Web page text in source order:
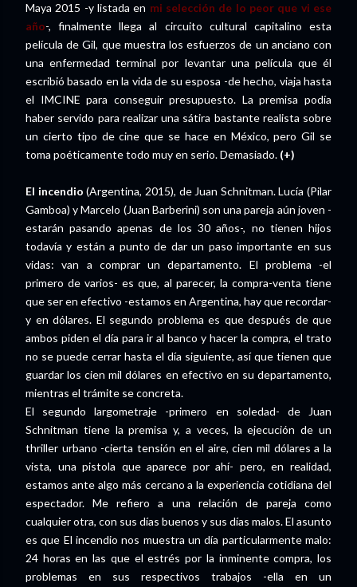
Maya 2015 -y listada en mi selección de lo peor que vi ese
año-, finalmente llega al circuito cultural capitalino esta
película de Gil, que muestra los esfuerzos de un anciano con
una enfermedad terminal por levantar una película que él
escribió basado en la vida de su esposa -de hecho, viaja hasta
el IMCINE para conseguir presupuesto. La premisa podía
haber servido para realizar una sátira bastante realista sobre
un cierto tipo de cine que se hace en México, pero Gil se
toma poéticamente todo muy en serio. Demasiado. (+)
El incendio (Argentina, 2015), de Juan Schnitman. Lucía (Pilar
Gamboa) y Marcelo (Juan Barberini) son una pareja aún joven -
estarán pasando apenas de los 30 años-, no tienen hijos
todavía y están a punto de dar un paso importante en sus
vidas: van a comprar un departamento. El problema -el
primero de varios- es que, al parecer, la compra-venta tiene
que ser en efectivo -estamos en Argentina, hay que recordar-
y en dólares. El segundo problema es que después de que
ambos piden el día para ir al banco y hacer la compra, el trato
no se puede cerrar hasta el día siguiente, así que tienen que
guardar los cien mil dólares en efectivo en su departamento,
mientras el trámite se concreta.
El segundo largometraje -primero en soledad- de Juan
Schnitman tiene la premisa y, a veces, la ejecución de un
thriller urbano -cierta tensión en el aire, cien mil dólares a la
vista, una pistola que aparece por ahí- pero, en realidad,
estamos ante algo más cercano a la experiencia cotidiana del
espectador. Me refiero a una relación de pareja como
cualquier otra, con sus días buenos y sus días malos. El asunto
es que El incendio nos muestra un día particularmente malo:
24 horas en las que el estrés por la inminente compra, los
problemas en sus respectivos trabajos -ella en un